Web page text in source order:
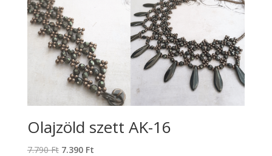
Olajzöld szett AK-16
7.790Ft Original
7.390 FtCurrent